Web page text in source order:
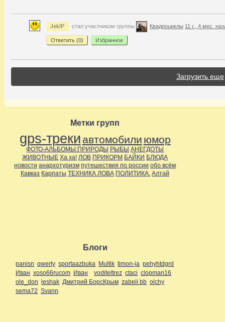
JekIP стал участником группы Квадроциклы 11 г., 4 мес.
Ответить (0) Избранное
Загрузить еще
Метки групп
gps-треки автомобили юмор
ФОТО-АЛЬБОМЫ:ПРИРОДЫ РЫБЫ АНЕГДОТЫ
ЖИВОТНЫЕ Ха ха! ЛОВ ПРИКОРМ БАЙКИ БЛЮДА
новости анархотуризм путешествия по россии обо всём
Кавказ Карпаты ТЕХНИКА ЛОВА ПОЛИТИКА. Алтай
Блоги
panisn qwerty sportaazbuka Multik timon-ja pehyhtdgrd
Иван xoso66rucom Иван voditeltrez ctaci clopman16
ole_don leshak Дмитрий БорсКрым zabeii bb olchy
sema72 Svann